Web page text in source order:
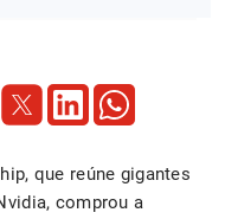
que reúne gigantes
comprou a